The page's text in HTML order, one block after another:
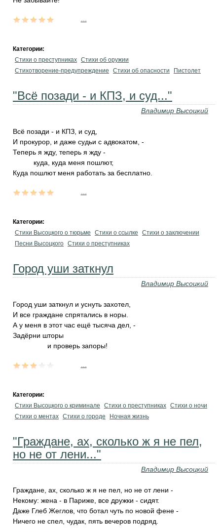
Категории:
Стихи о преступниках Стихи об оружии
Стихотворение-предупреждение
Стихи об опасности Пистолет
"Всё позади - и КПЗ, и суд..."
Владимир Высоцкий
Всё позади - и КПЗ, и суд,
И прокурор, и даже судьи с адвокатом, -
Теперь я жду, теперь я жду -
куда, куда меня пошлют,
Куда пошлют меня работать за бесплатно.
Категории:
Стихи Высоцкого о тюрьме
Стихи о ссылке
Стихи о заключении
Песни Высоцкого Стихи о преступниках
Город уши заткнул
Владимир Высоцкий
Город уши заткнул и уснуть захотел,
И все граждане спрятались в норы.
А у меня в этот час ещё тысяча дел, -
Задёрни шторы
и проверь запоры!
Категории:
Стихи Высоцкого о криминале
Стихи о преступниках Стихи о ночи
Стихи о ментах Стихи о городе Ночная жизнь
"Граждане, ах, сколько ж я не пел,
но не от лени..."
Владимир Высоцкий
Граждане, ах, сколько ж я не пел, но не от лени -
Некому: жена - в Париже, все дружки - сидят.
Даже Глеб Жеглов, что ботал чуть по новой фене -
Ничего не спел, чудак, пять вечеров подряд.